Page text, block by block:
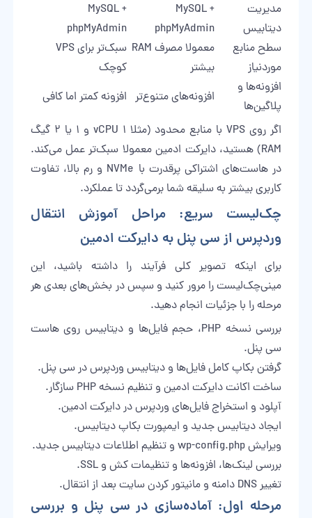
مدیریت
دیتابیس
MySQL +
phpMyAdmin
MySQL +
phpMyAdmin
سطح منابع
موردنیاز
معمولا مصرف RAM
بیشتر
سبک‌تر برای VPS
کوچک
افزونه‌ها و
پلاگین‌ها
افزونه‌های متنوع‌تر افزونه کمتر اما کافی
اگر روی VPS با منابع محدود (مثلا ۱ vCPU و ۱ یا ۲ گیگ
RAM) هستید، دایرکت ادمین معمولا سبک‌تر عمل می‌کند.
در هاست‌های اشتراکی پرقدرت با NVMe و رم بالا، تفاوت
کاربری بیشتر به سلیقه شما برمی‌گردد تا عملکرد.
چک‌لیست سریع: مراحل آموزش انتقال
وردپرس از سی پنل به دایرکت ادمین
برای اینکه تصویر کلی فرآیند را داشته باشید، این
مینی‌چک‌لیست را مرور کنید و سپس در بخش‌های بعدی هر
مرحله را با جزئیات انجام دهید.
بررسی نسخه PHP، حجم فایل‌ها و دیتابیس روی هاست
سی پنل.
گرفتن بکاپ کامل فایل‌ها و دیتابیس وردپرس در سی پنل.
ساخت اکانت دایرکت ادمین و تنظیم نسخه PHP سازگار.
آپلود و استخراج فایل‌های وردپرس در دایرکت ادمین.
ایجاد دیتابیس جدید و ایمپورت بکاپ دیتابیس.
ویرایش wp-config.php و تنظیم اطلاعات دیتابیس جدید.
بررسی لینک‌ها، افزونه‌ها و تنظیمات کش و SSL.
تغییر DNS دامنه و مانیتور کردن سایت بعد از انتقال.
مرحله اول: آماده‌سازی در سی پنل و بررسی